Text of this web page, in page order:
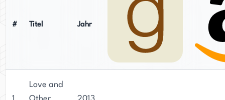
# Titel Jahr
Love and